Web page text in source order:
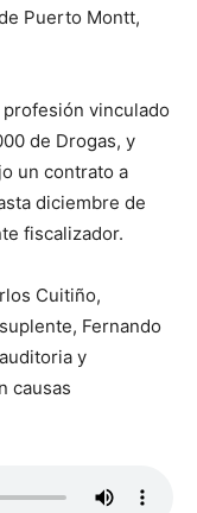
Puerto Montt,
vinculado
de Drogas, y
un contrato a
diciembre de
fiscalizador.
Cuitiño,
Fernando
y
causas